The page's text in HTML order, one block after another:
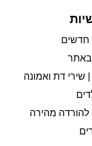
חדשים
באתר
שירי דת ואמונה
להורדה מהירה